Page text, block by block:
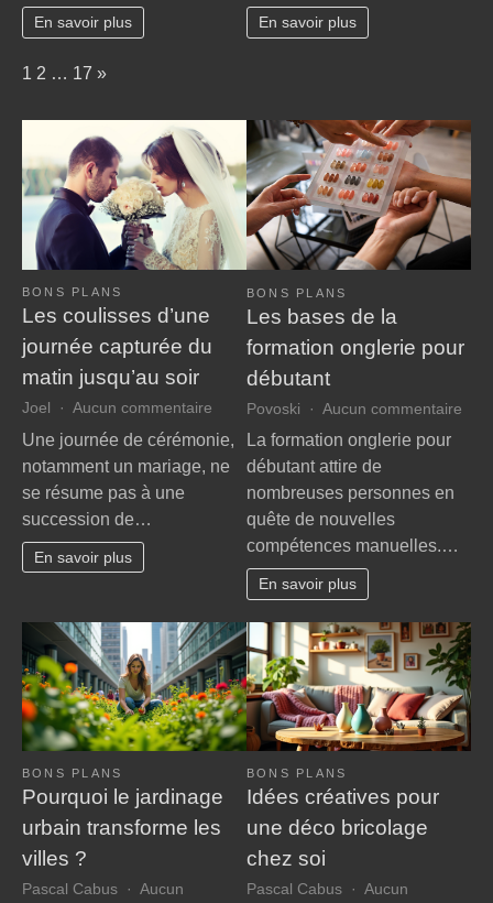
un
tourisme
En savoir plus
un
voyage
En savoir plus
Page:
1 2 … 17 Next
»
BONS PLANS
Les coulisses d’une
journée capturée du
matin jusqu’au soir
Joel Aucun commentaire
Les
coulisses
d’une
journée
capturée
matin
jusqu’au
Une journée de cérémonie,
notamment un mariage, ne
se résume pas à une
succession de…
En savoir plus
BONS PLANS
Les bases de la
formation onglerie pour
débutant
Povoski Aucun commentaire
La formation onglerie pour
débutant attire de
nombreuses personnes en
quête de nouvelles
compétences manuelles.…
En savoir plus
BONS PLANS
Pourquoi le jardinage
urbain transforme les
villes ?
Pascal Cabus
Aucun
BONS PLANS
Idées créatives pour
une déco bricolage
chez soi
Pascal Cabus
Aucun